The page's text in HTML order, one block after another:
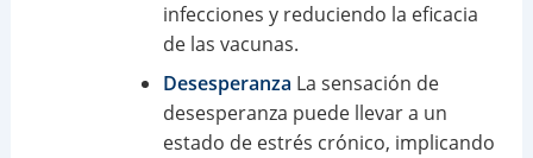
infecciones y reduciendo la eficacia
de las vacunas.
Desesperanza La sensación de
desesperanza puede llevar a un
estado de estrés crónico, implicando